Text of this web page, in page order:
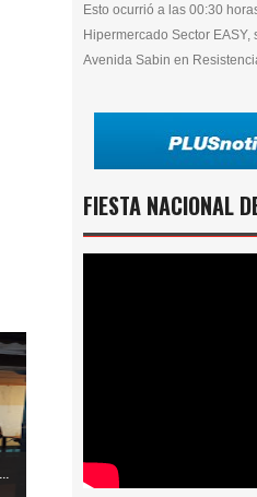
Esto ocurrió a las 00:30
Hipermercado Sector
Avenida Sabin en
FIESTA NACIONAL